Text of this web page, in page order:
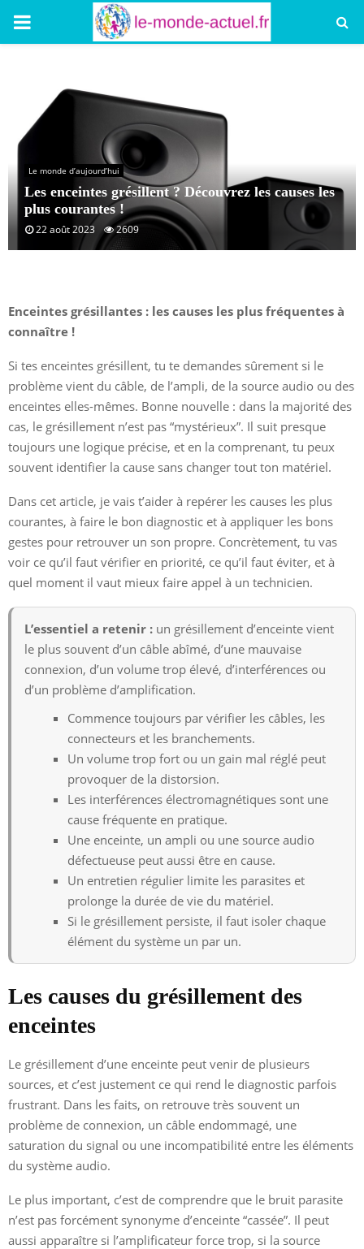
PRIMARY
Le monde d’aujourd’hui
Les enceintes grésillent ? Découvrez les causes les
plus courantes !
22 août 2023 2609
Enceintes grésillantes : les causes les plus fréquentes à
connaître !
Si tes enceintes grésillent, tu te demandes sûrement si le
problème vient du câble, de l’ampli, de la source audio ou des
enceintes elles-mêmes. Bonne nouvelle : dans la majorité des
cas, le grésillement n’est pas “mystérieux”. Il suit presque
toujours une logique précise, et en la comprenant, tu peux
souvent identifier la cause sans changer tout ton matériel.
Dans cet article, je vais t’aider à repérer les causes les plus
courantes, à faire le bon diagnostic et à appliquer les bons
gestes pour retrouver un son propre. Concrètement, tu vas
voir ce qu’il faut vérifier en priorité, ce qu’il faut éviter, et à
quel moment il vaut mieux faire appel à un technicien.
L’essentiel a retenir : un grésillement d’enceinte vient
le plus souvent d’un câble abîmé, d’une mauvaise
connexion, d’un volume trop élevé, d’interférences ou
d’un problème d’amplification.
Commence toujours par vérifier les câbles, les
connecteurs et les branchements.
Un volume trop fort ou un gain mal réglé peut
provoquer de la distorsion.
Les interférences électromagnétiques sont une
cause fréquente en pratique.
Une enceinte, un ampli ou une source audio
défectueuse peut aussi être en cause.
Un entretien régulier limite les parasites et
prolonge la durée de vie du matériel.
Si le grésillement persiste, il faut isoler chaque
élément du système un par un.
Les causes du grésillement des
enceintes
Le grésillement d’une enceinte peut venir de plusieurs
sources, et c’est justement ce qui rend le diagnostic parfois
frustrant. Dans les faits, on retrouve très souvent un
problème de connexion, un câble endommagé, une
saturation du signal ou une incompatibilité entre les éléments
du système audio.
Le plus important, c’est de comprendre que le bruit parasite
n’est pas forcément synonyme d’enceinte “cassée”. Il peut
aussi apparaître si l’amplificateur force trop, si la source